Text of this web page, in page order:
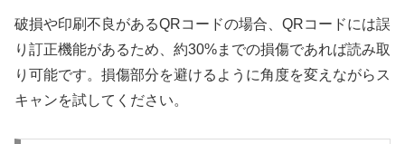
破損や印刷不良があるQRコードの場合、QRコードには誤
り訂正機能があるため、約30%までの損傷であれば読み取
り可能です。損傷部分を避けるように角度を変えながらス
キャンを試してください。